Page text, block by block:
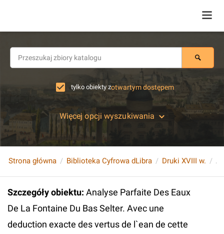
tylko obiekty zotwartym dostępem
Więcej opcji wyszukiwania
Strona główna Biblioteka Cyfrowa dLibra Druki XVIII w.
Szczegóły obiektu: Analyse Parfaite Des Eaux
De La Fontaine Du Bas Selter. Avec une
deduction exacte des vertus de l`ean de cette